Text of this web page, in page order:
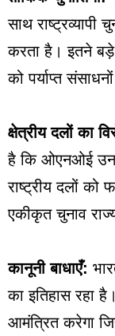
साथ राष्ट्रव्यापी
करता है। इतने
को पर्याप्त
क्षेत्रीय दलों का
है कि ओएनओई
राष्ट्रीय दलों को
एकीकृत चुनाव
कानूनी बाधाएँ:
का इतिहास रहा
आमंत्रित करेगा